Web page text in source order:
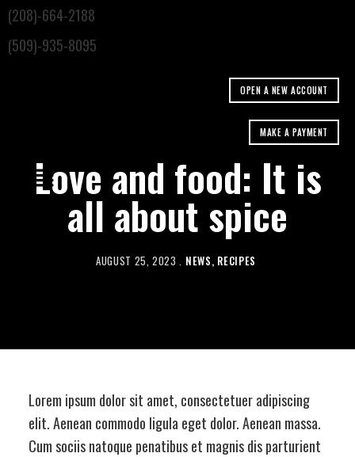
(208)-664-2188
(509)-935-8095
OPEN A NEW ACCOUNT
MAKE A PAYMENT
Love and food: It is
all about spice
AUGUST 25, 2023 NEWS RECIPES
Lorem ipsum dolor sit amet, consectetuer adipiscing
elit. Aenean commodo ligula eget dolor. Aenean massa.
Cum sociis natoque penatibus et magnis dis parturient